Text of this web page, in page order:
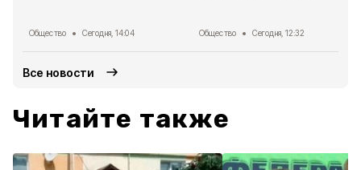
Общество Сегодня, 14:04 Общество Сегодня, 12:32
Все новости
Читайте также